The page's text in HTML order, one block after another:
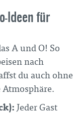
Ideen für
A und O! So
nach
du auch ohne
Jeder Gast